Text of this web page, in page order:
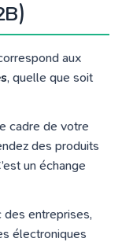
aux
, quelle que soit
cadre de votre
des produits
un échange
des entreprises,
électroniques